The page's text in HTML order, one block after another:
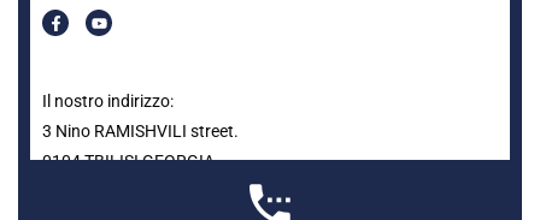
Il nostro indirizzo:
3 Nino RAMISHVILI street.
0104 TBILISI GEORGIA